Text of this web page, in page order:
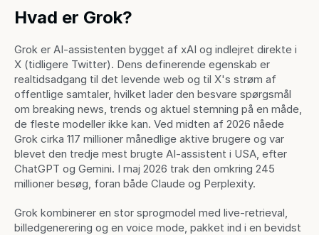
Hvad er Grok?
Grok er AI-assistenten bygget af xAI og indlejret direkte i
X (tidligere Twitter). Dens definerende egenskab er
realtidsadgang til det levende web og til X's strøm af
offentlige samtaler, hvilket lader den besvare spørgsmål
om breaking news, trends og aktuel stemning på en måde,
de fleste modeller ikke kan. Ved midten af 2026 nåede
Grok cirka 117 millioner månedlige aktive brugere og var
blevet den tredje mest brugte AI-assistent i USA, efter
ChatGPT og Gemini. I maj 2026 trak den omkring 245
millioner besøg, foran både Claude og Perplexity.
Grok kombinerer en stor sprogmodel med live-retrieval,
billedgenerering og en voice mode, pakket ind i en bevidst